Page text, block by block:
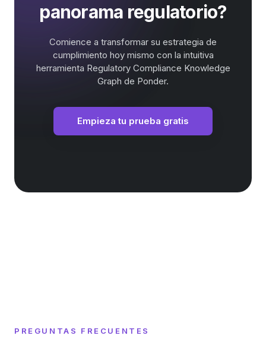
panorama regulatorio?
Comience a transformar su estrategia de
cumplimiento hoy mismo con la intuitiva
herramienta Regulatory Compliance Knowledge
Graph de Ponder.
Empieza tu prueba gratis
PREGUNTAS FRECUENTES